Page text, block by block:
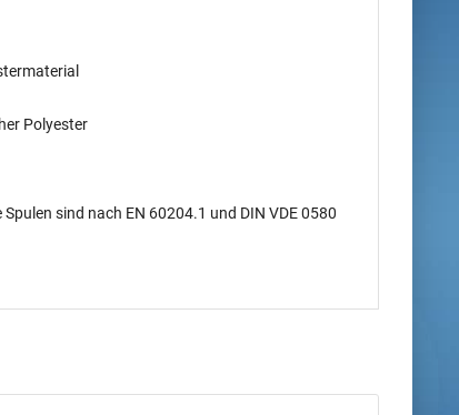
Polyester
sind nach EN 60204.1 und DIN VDE 0580